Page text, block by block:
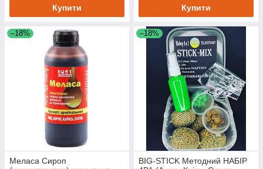
Купити Купити
–18%
Меласа Сироп
–18%
BIG-STICK Методний НАБІР